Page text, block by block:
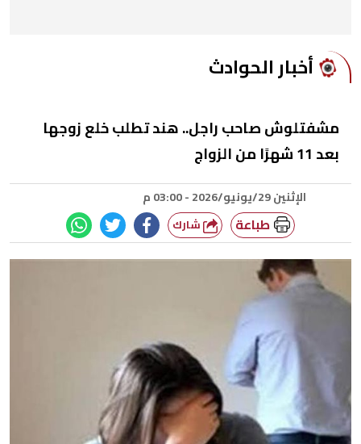
أخبار الحوادث
مشفتلوش صاحب راجل.. هند تطلب خلع زوجها
بعد 11 شهرًا من الزواج
الإثنين 29/يونيو/2026 - 03:00 م
طباعة